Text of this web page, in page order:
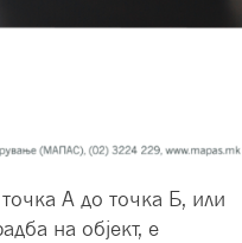
А до точка Б, или
на објект, е